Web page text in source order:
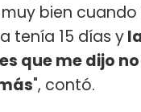
bien
tenía 15 días y
que me dijo
", contó.